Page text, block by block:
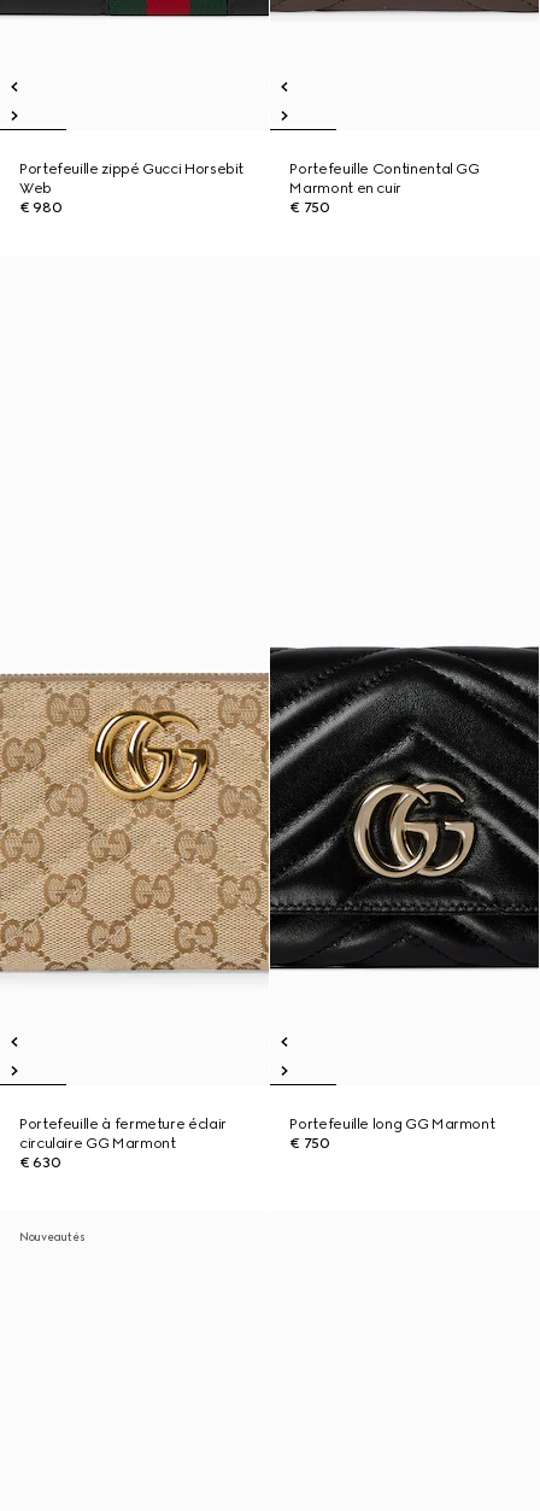
Portefeuille zippé Gucci Horsebit
Web
€ 980
Portefeuille Continental GG
Marmont en cuir
€ 750
Portefeuille à fermeture éclair
circulaire GG Marmont
€ 630
Portefeuille long GG Marmont
€ 750
Nouveautés